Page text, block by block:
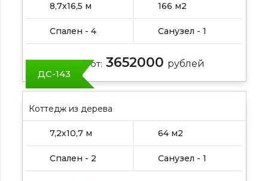
8,7х16,5 м 166 м2
Спален - 4 Санузел - 1
Цена от: 3652000 рублей
ДС-143
Коттедж из дерева
7,2х10,7 м 64 м2
Спален - 2 Санузел - 1